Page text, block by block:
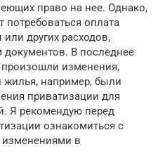
право на нее. Однако,
потребоваться оплата
других расходов,
В последнее
произошли изменения,
жилья, например, были
приватизации для
Я рекомендую перед
ознакомиться с
в